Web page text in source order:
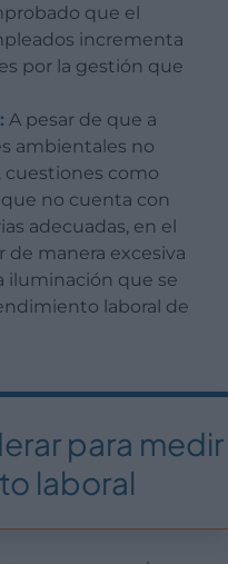
que el
incrementa
por la gestión que
A pesar de que a
ambientales no
como
no cuenta con
adecuadas, en el
de manera excesiva
iluminación que se
laboral de
para medir
laboral